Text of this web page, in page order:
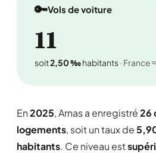
🔑Vols de voiture
11
soit2,50 ‰habitants· France
En2025, Arnas a enregistré26
logements, soit un taux de
habitants. Ce niveau est